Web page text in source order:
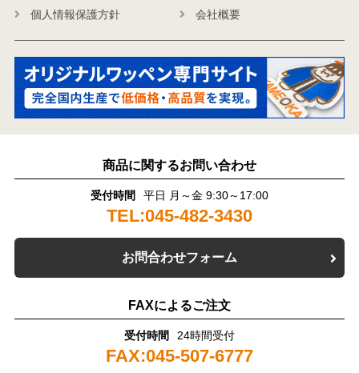
個人情報保護方針
会社概要
商品に関するお問い合わせ
受付時間 平日 月～金 9:30～17:00
TEL:045-482-3430
お問合わせフォーム
FAXによるご注文
受付時間 24時間受付
FAX:045-507-6777